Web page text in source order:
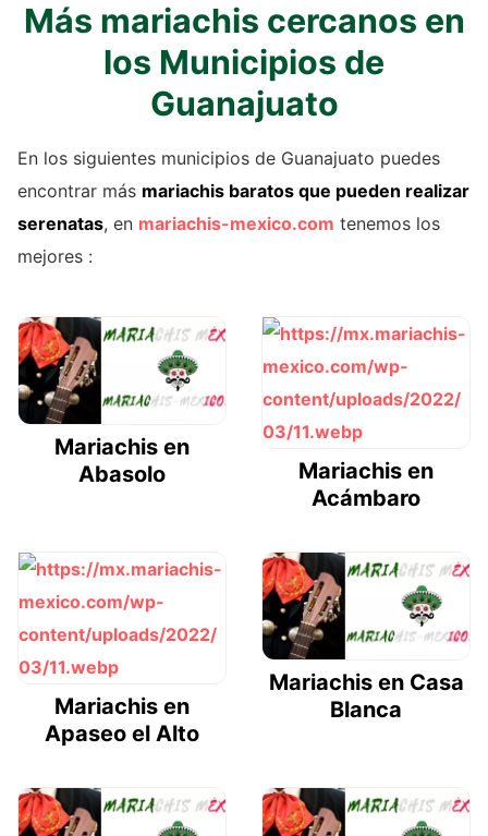
Más mariachis cercanos en
los Municipios de
Guanajuato
En los siguientes municipios de Guanajuato puedes
encontrar más mariachis baratos que pueden realizar
serenatas, en mariachis-mexico.com tenemos los
mejores :
Mariachis en
Abasolo
Mariachis en
Acámbaro
Mariachis en
Apaseo el Alto
Mariachis en Casa
Blanca